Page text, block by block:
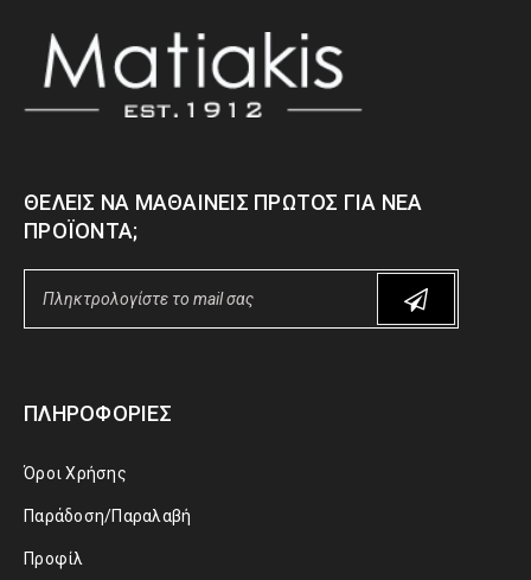
ΘΈΛΕΙΣ ΝΑ ΜΑΘΑΊΝΕΙΣ ΠΡΏΤΟΣ ΓΙΑ ΝΈΑ
ΠΡΟΪΌΝΤΑ;
ΠΛΗΡΟΦΟΡΊΕΣ
Όροι Χρήσης
Παράδοση/Παραλαβή
Προφίλ